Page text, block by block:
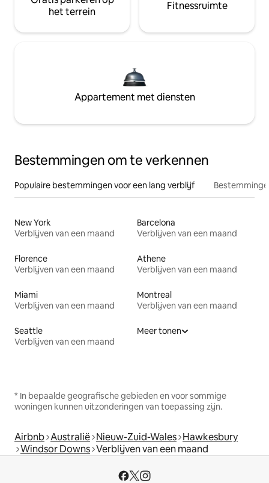
het terrein
Fitnessruimte
Appartement met diensten
Bestemmingen om te verkennen
Populaire bestemmingen voor een lang verblijf
New York
Verblijven van een maand
Barcelona
Verblijven van een maand
Florence
Verblijven van een maand
Athene
Verblijven van een maand
Miami
Verblijven van een maand
Montreal
Verblijven van een maand
Seattle
Verblijven van een maand
Meer tonen
* In bepaalde geografische gebieden en voor sommige
woningen kunnen uitzonderingen van toepassing zijn.
Airbnb Australië Nieuw-Zuid-Wales Hawkesbury
Windsor Downs Verblijven van een maand